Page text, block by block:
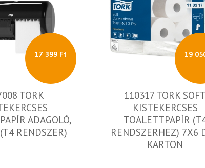
17 399 Ft
TORK
ADAGOLÓ,
RENDSZER)
19
110317 TORK SOFT
KISTEKERCSES
TOALETTPAPÍR
RENDSZERHEZ) 7X6
KARTON